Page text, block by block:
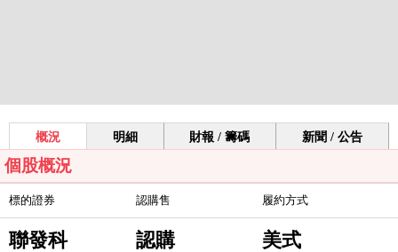
概況 明細 財報 / 籌碼 新聞 / 公告
個股概況
標的證券 認購售 履約方式
聯發科 認購 美式